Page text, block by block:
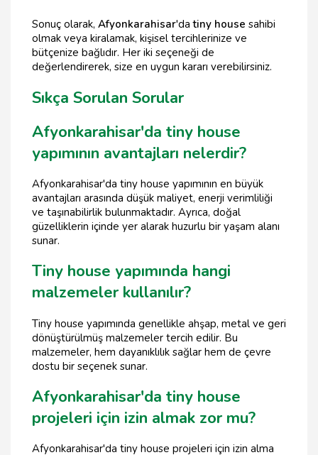
Sonuç olarak, Afyonkarahisar'datiny house sahibi
olmak veya kiralamak, kişisel tercihlerinize ve
bütçenize bağlıdır. Her iki seçeneği de
değerlendirerek, size en uygun kararı verebilirsiniz.
Sıkça Sorulan Sorular
Afyonkarahisar'da tiny house
yapımının avantajları nelerdir?
Afyonkarahisar'da tiny house yapımının en büyük
avantajları arasında düşük maliyet, enerji verimliliği
ve taşınabilirlik bulunmaktadır. Ayrıca, doğal
güzelliklerin içinde yer alarak huzurlu bir yaşam alanı
sunar.
Tiny house yapımında hangi
malzemeler kullanılır?
Tiny house yapımında genellikle ahşap, metal ve geri
dönüştürülmüş malzemeler tercih edilir. Bu
malzemeler, hem dayanıklılık sağlar hem de çevre
dostu bir seçenek sunar.
Afyonkarahisar'da tiny house
projeleri için izin almak zor mu?
Afyonkarahisar'da tiny house projeleri için izin alma